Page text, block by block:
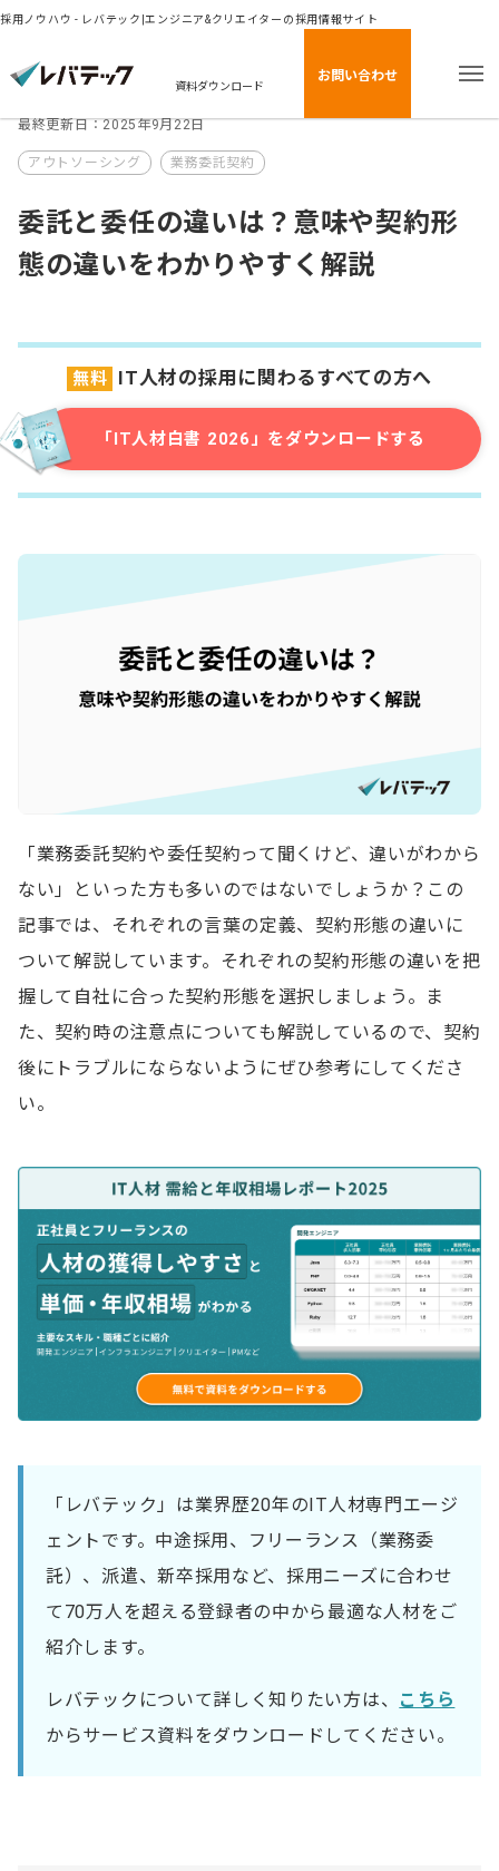
採用ノウハウ - レバテック|エンジニア&クリエイターの採用情報サイト
資料ダウンロード
お問い合わせ
最終更新日：2025年9月22日
アウトソーシング 業務委託契約
委託と委任の違いは？意味や契約形
態の違いをわかりやすく解説
無料 IT人材の採用に関わるすべての方へ
「IT人材白書 2026」をダウンロードする
「業務委託契約や委任契約って聞くけど、違いがわから
ない」といった方も多いのではないでしょうか？この
記事では、それぞれの言葉の定義、契約形態の違いに
ついて解説しています。それぞれの契約形態の違いを把
握して自社に合った契約形態を選択しましょう。ま
た、契約時の注意点についても解説しているので、契約
後にトラブルにならないようにぜひ参考にしてくださ
い。
「レバテック」は業界歴20年のIT人材専門エージ
ェントです。中途採用、フリーランス（業務委
託）、派遣、新卒採用など、採用ニーズに合わせ
て70万人を超える登録者の中から最適な人材をご
紹介します。
レバテックについて詳しく知りたい方は、 こちら
からサービス資料をダウンロードしてください。